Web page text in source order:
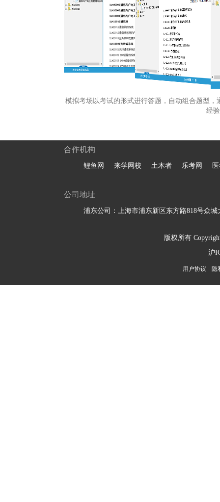
模拟考场以考试的形式进行答题，自动组合题型
经
合作机构
鲤鱼网 来学网校 土木者 乐考网
公司地址
浦东公司：上海市浦东新区东方路818号众城
版权所有
沪
用户协议 隐